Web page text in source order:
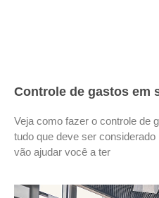
Controle de gastos em
Veja como fazer o controle de
tudo que deve ser
vão ajudar você a ter